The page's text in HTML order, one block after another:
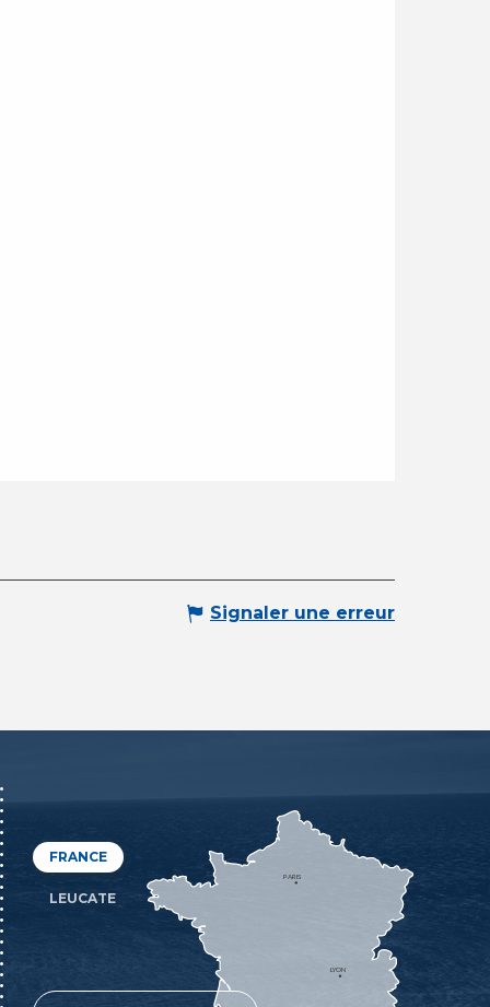
Signaler une erreur
FRANCE
LEUCATE
LYON
PARIS